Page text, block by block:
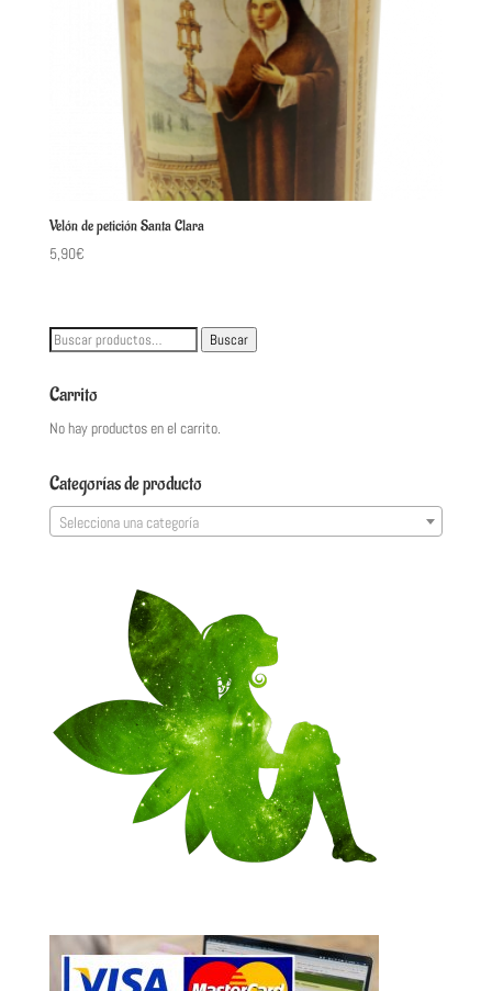
Velón de petición Santa Clara
5,90€
Buscar
Buscar
Carrito
No hay productos en el carrito.
Categorías de producto
Selecciona una categoría